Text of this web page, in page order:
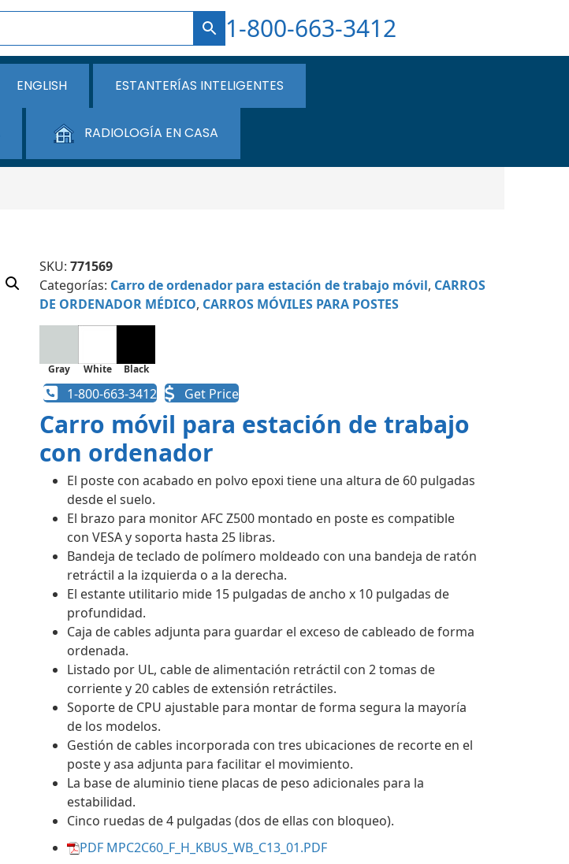
1-800-663-3412
ENGLISH ESTANTERÍAS INTELIGENTES
RADIOLOGÍA EN CASA
SKU: 771569
Categorías: Carro de ordenador para estación de trabajo móvil, CARROS
DE ORDENADOR MÉDICO, CARROS MÓVILES PARA POSTES
Gray White Black
1-800-663-3412 Get Price
Carro móvil para estación de trabajo
con ordenador
El poste con acabado en polvo epoxi tiene una altura de 60 pulgadas
desde el suelo.
El brazo para monitor AFC Z500 montado en poste es compatible
con VESA y soporta hasta 25 libras.
Bandeja de teclado de polímero moldeado con una bandeja de ratón
retráctil a la izquierda o a la derecha.
El estante utilitario mide 15 pulgadas de ancho x 10 pulgadas de
profundidad.
Caja de cables adjunta para guardar el exceso de cableado de forma
ordenada.
Listado por UL, cable de alimentación retráctil con 2 tomas de
corriente y 20 cables de extensión retráctiles.
Soporte de CPU ajustable para montar de forma segura la mayoría
de los modelos.
Gestión de cables incorporada con tres ubicaciones de recorte en el
poste y asa adjunta para facilitar el movimiento.
La base de aluminio tiene placas de peso adicionales para la
estabilidad.
Cinco ruedas de 4 pulgadas (dos de ellas con bloqueo).
PDF MPC2C60_F_H_KBUS_WB_C13_01.PDF